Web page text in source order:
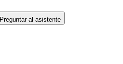
Preguntar al asistente